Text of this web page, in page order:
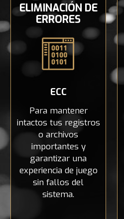
ELIMINACIÓN DE
ERRORES
ECC
Para mantener
intactos tus registros
o archivos
importantes y
garantizar una
experiencia de juego
sin fallos del
sistema.